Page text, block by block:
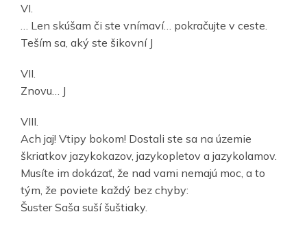
VI.
… Len skúšam či ste vnímaví… pokračujte v ceste.
Teším sa, aký ste šikovní J
VII.
Znovu… J
VIII.
Ach jaj! Vtipy bokom! Dostali ste sa na územie
škriatkov jazykokazov, jazykopletov a jazykolamov.
Musíte im dokázať, že nad vami nemajú moc, a to
tým, že poviete každý bez chyby:
Šuster Saša suší šuštiaky.